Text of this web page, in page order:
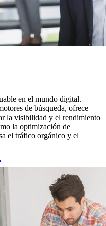
en el mundo digital.
de búsqueda, ofrece
la visibilidad y el rendimiento
la optimización de
el tráfico orgánico y el